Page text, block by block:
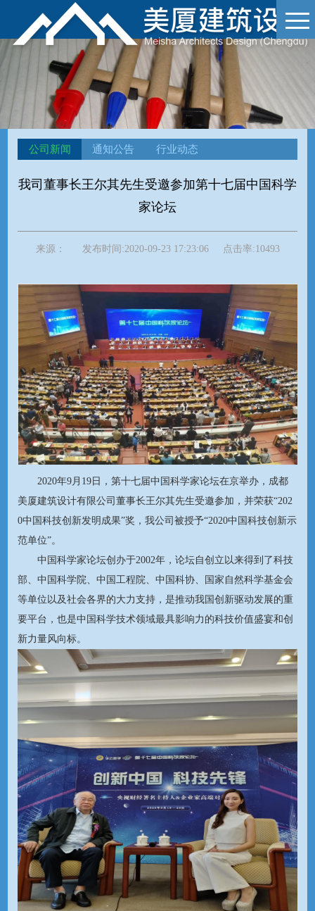
公司新闻 通知公告 行业动态
我司董事长王尔其先生受邀参加第十七届中国科学
家论坛
来源： 发布时间:2020-09-23 17:23:06 点击率:10493
2020年9月19日，第十七届中国科学家论坛在京举办，成都
美厦建筑设计有限公司董事长王尔其先生受邀参加，并荣获“202
0中国科技创新发明成果”奖，我公司被授予“2020中国科技创新示
范单位”。
中国科学家论坛创办于2002年，论坛自创立以来得到了科技
部、中国科学院、中国工程院、中国科协、国家自然科学基金会
等单位以及社会各界的大力支持，是推动我国创新驱动发展的重
要平台，也是中国科学技术领域最具影响力的科技价值盛宴和创
新力量风向标。